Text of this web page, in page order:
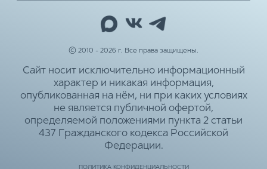
© 2010 - 2026 г. Все права защищены.
Сайт носит исключительно информационный
характер и никакая информация,
опубликованная на нём, ни при каких условиях
не является публичной офертой,
определяемой положениями пункта 2 статьи
437 Гражданского кодекса Российской
Федерации.
ПОЛИТИКА КОНФИДЕНЦИАЛЬНОСТИ